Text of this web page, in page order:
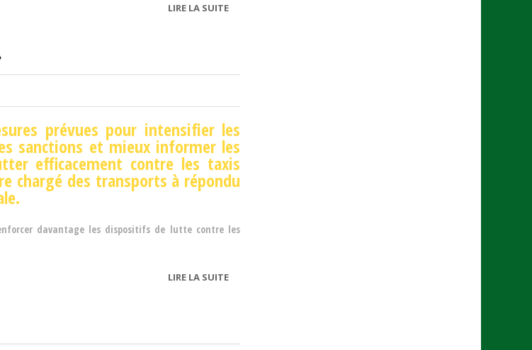
LIRE LA SUITEDE
prévues pour intensifier les
sanctions et mieux informer les
efficacement contre les taxis
chargé des transports à répondu
davantage les dispositifs de lutte contre les
LIRE LA SUITEDE LUTTE
CLANDESTINS »